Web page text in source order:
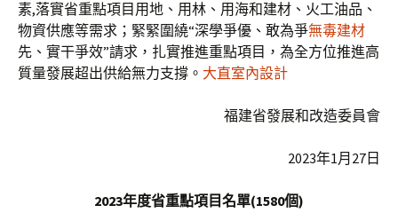
素,落實省重點項目用地、用林、用海和建材、火工油品、
物資供應等需求；緊緊圍繞“深學爭優、敢為爭無毒建材
先、實干爭效”請求，扎實推進重點項目，為全方位推進高
質量發展超出供給無力支撐。 大直室內設計
福建省發展和改造委員會
2023年1月27日
2023年度省重點項目名單(1580個)